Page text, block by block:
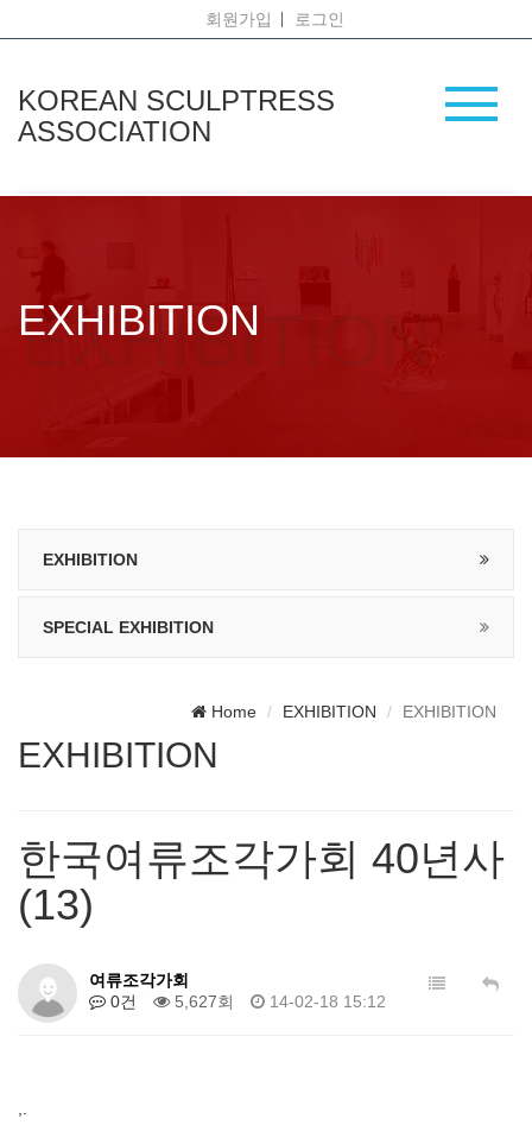
회원가입 로그인
KOREAN SCULPTRESS
ASSOCIATION
EXHIBITION
EXHIBITION
SPECIAL EXHIBITION
Home EXHIBITION EXHIBITION
EXHIBITION
한국여류조각가회 40년사
(13)
여류조각가회
0건
5,627회 14-02-18 15:12